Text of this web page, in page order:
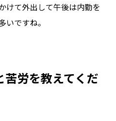
けて外出して午後は内勤を
いですね。
労を教えてくだ